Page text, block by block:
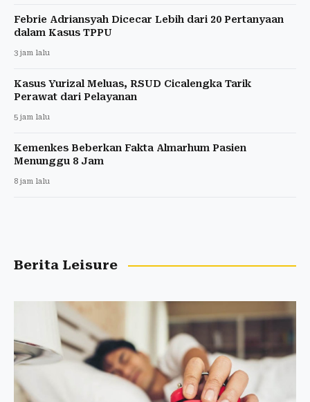
Febrie Adriansyah Dicecar Lebih dari 20 Pertanyaan
dalam Kasus TPPU
3 jam lalu
Kasus Yurizal Meluas, RSUD Cicalengka Tarik
Perawat dari Pelayanan
5 jam lalu
Kemenkes Beberkan Fakta Almarhum Pasien
Menunggu 8 Jam
8 jam lalu
Berita Leisure